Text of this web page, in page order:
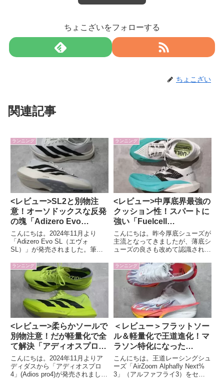
ちょこざいをフォローする
ちょこざい
関連記事
ランニング
<レビュー>SL2と別物注
意！オーソドックスな反発
の塊「Adizero Evo
SL」！
こんにちは。2024年11月より
「Adizero Evo SL（エヴォ
SL）」が発売されました。筆者
から履いていて、こちらも気にな
り早速履いてみましたので感想を
まとめました。「Evo SL」の特
徴・スペックター...
ランニング
<レビュー>中厚底界最強の
クッション性！スパートに
強い「Fuelcell
supercomp pacer v2」
こんにちは。昨今厚底シューズが
主流となってきましたが、薄底シ
ューズの良さも改めて認識される
のシューズも増えてきました。今
回はニューバランスの中厚底シュ
ーズ「Fuelcell Supercomp Pacer
v2...
ランニング
<レビュー>柔らかソールで
別物注意！だが軽量化で全
て解決「アディオスプロ
4」
こんにちは。2024年11月よりア
ディダスから「アディオスプロ
4」(Adios pro4)が発売されまし
ランニング
＜レビュー＞フラットソー
ル＆軽量化で王道進化！マ
ラソン特化になった
「AirZoom Alphafly
Next% 3」
こんにちは。王道レーシングシュ
ーズ「AirZoom Alphafly Next%
3」（アルファフライ3）をセー